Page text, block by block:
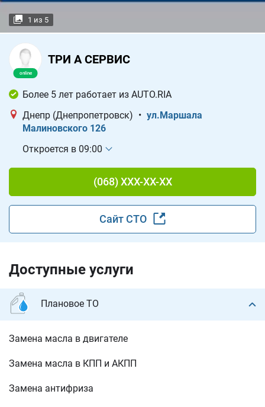
1 из 5
ТРИ А СЕРВИС
Более 5 лет работает из AUTO.RIA
Днепр (Днепропетровск) • ул.Маршала
Малиновского 126
Откроется в 09:00
(068) XXX-XX-XX
Сайт СТО
Доступные услуги
Плановое ТО
Замена масла в двигателе
Замена масла в КПП и АКПП
Замена антифриза